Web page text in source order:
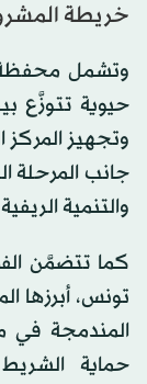
خريطة
وتشمل محفظة
حيوية تتوزَّع
وتجهيز المركز
جانب المرحلة
والتنمية
كما تتضمَّن
تونس، أبرزها
المندمجة في
حماية